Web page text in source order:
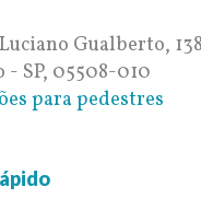
Gualberto,
- SP, 05508-010
para pedestres